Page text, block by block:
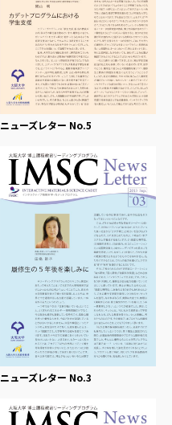
ニューズレター No.5
ニューズレター No.3